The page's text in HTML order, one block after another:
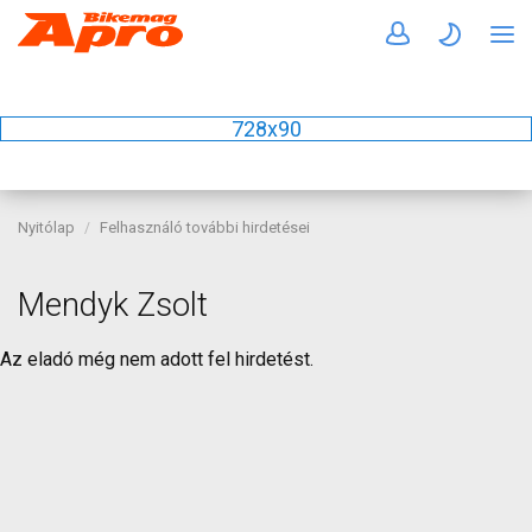
728x90
Nyitólap Felhasználó további hirdetései
Mendyk Zsolt
Az eladó még nem adott fel hirdetést.